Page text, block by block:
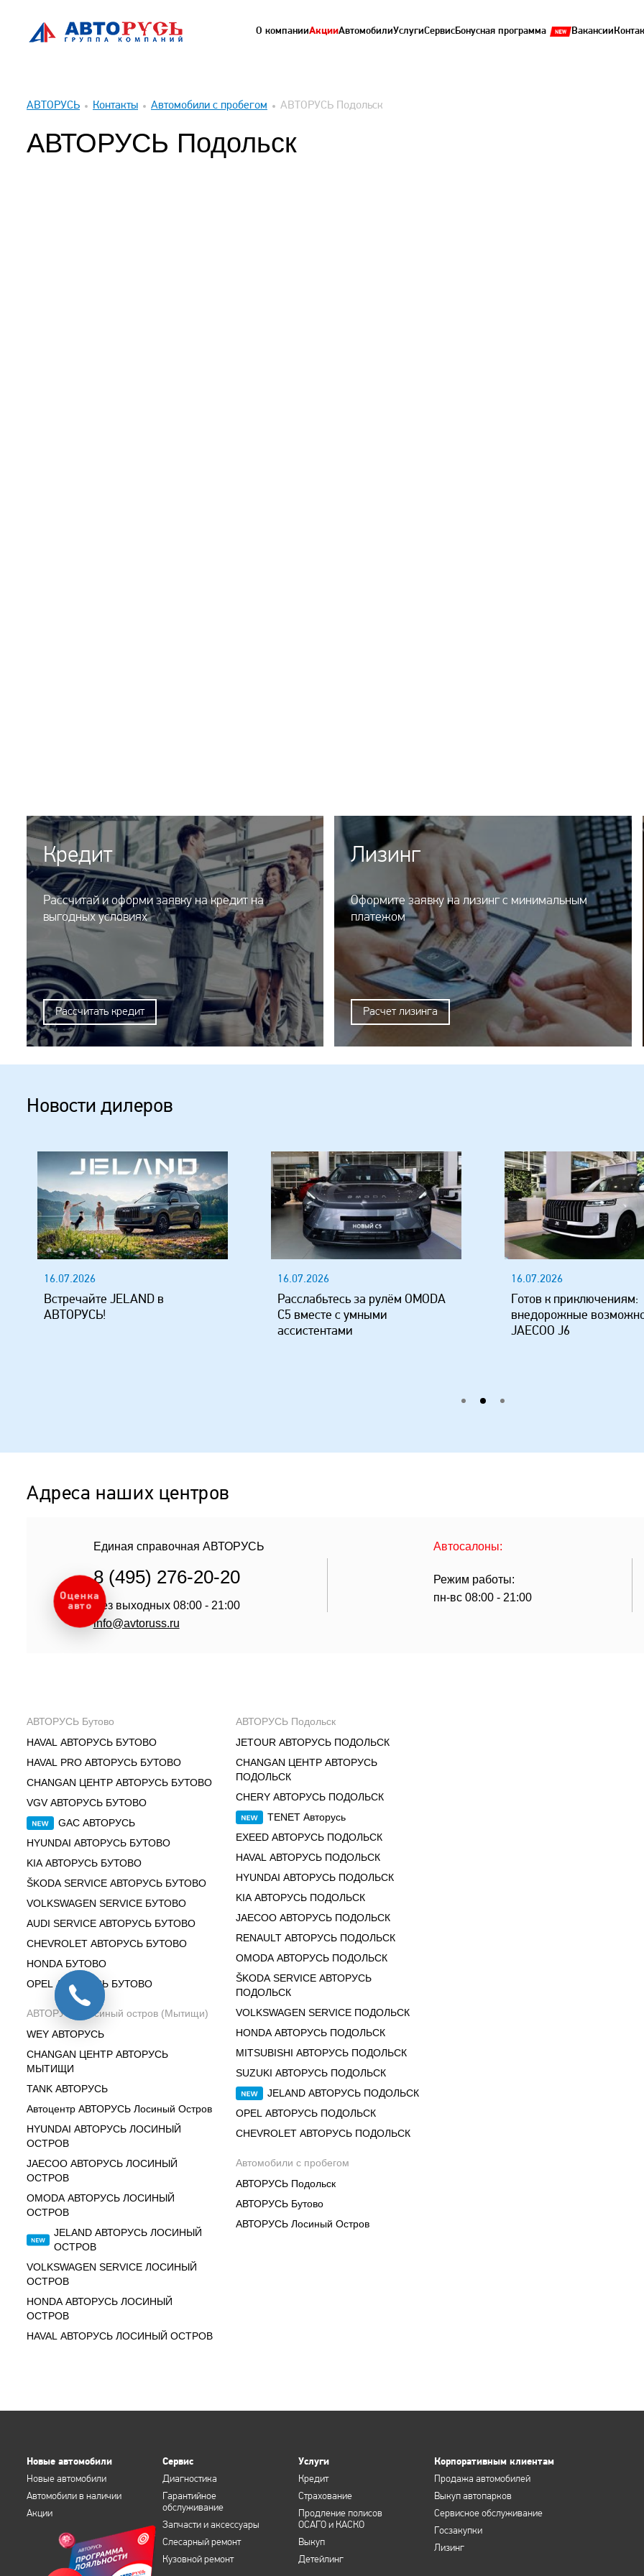
О компанииАкцииАвтомобилиУслугиСервисБонусная программа Вакансии
АВТОРУСЬ Контакты Автомобили с пробегом АВТОРУСЬ Подольск
АВТОРУСЬ Подольск
Кредит
Рассчитай и оформи заявку на кредит на
выгодных условиях
Рассчитать кредит
Лизинг
Оформите заявку на лизинг с минимальным
платежом
Расчет лизинга
Новости дилеров
16.07.2026
Встречайте JELAND в
АВТОРУСЬ!
16.07.2026
Расслабьтесь за рулём OMODA
C5 вместе с умными
ассистентами
16.07.2026
Готов к приключениям:
внедорожные
JAECOO J6
Адреса наших центров
Единая справочная АВТОРУСЬ
8 (495) 276-20-20
Без выходных 08:00 - 21:00
info@avtoruss.ru
Автосалоны:
Режим работы:
пн-вс 08:00 - 21:00
АВТОРУСЬ Бутово
HAVAL АВТОРУСЬ БУТОВО
HAVAL PRO АВТОРУСЬ БУТОВО
CHANGAN ЦЕНТР АВТОРУСЬ БУТОВО
VGV АВТОРУСЬ БУТОВО
GAC АВТОРУСЬ
HYUNDAI АВТОРУСЬ БУТОВО
KIA АВТОРУСЬ БУТОВО
ŠKODA SERVICE АВТОРУСЬ БУТОВО
VOLKSWAGEN SERVICE БУТОВО
AUDI SERVICE АВТОРУСЬ БУТОВО
CHEVROLET АВТОРУСЬ БУТОВО
HONDA БУТОВО
OPEL АВТОРУСЬ БУТОВО
АВТОРУСЬ Лосиный остров (Мытищи)
WEY АВТОРУСЬ
CHANGAN ЦЕНТР АВТОРУСЬ
МЫТИЩИ
TANK АВТОРУСЬ
Автоцентр АВТОРУСЬ Лосиный Остров
HYUNDAI АВТОРУСЬ ЛОСИНЫЙ
ОСТРОВ
JAECOO АВТОРУСЬ ЛОСИНЫЙ
ОСТРОВ
OMODA АВТОРУСЬ ЛОСИНЫЙ
ОСТРОВ
JELAND АВТОРУСЬ ЛОСИНЫЙ
ОСТРОВ
VOLKSWAGEN SERVICE ЛОСИНЫЙ
ОСТРОВ
HONDA АВТОРУСЬ ЛОСИНЫЙ
ОСТРОВ
HAVAL АВТОРУСЬ ЛОСИНЫЙ ОСТРОВ
АВТОРУСЬ Подольск
JETOUR АВТОРУСЬ ПОДОЛЬСК
CHANGAN ЦЕНТР АВТОРУСЬ
ПОДОЛЬСК
CHERY АВТОРУСЬ ПОДОЛЬСК
TENET Авторусь
EXEED АВТОРУСЬ ПОДОЛЬСК
HAVAL АВТОРУСЬ ПОДОЛЬСК
HYUNDAI АВТОРУСЬ ПОДОЛЬСК
KIA АВТОРУСЬ ПОДОЛЬСК
JAECOO АВТОРУСЬ ПОДОЛЬСК
RENAULT АВТОРУСЬ ПОДОЛЬСК
OMODA АВТОРУСЬ ПОДОЛЬСК
ŠKODA SERVICE АВТОРУСЬ
ПОДОЛЬСК
VOLKSWAGEN SERVICE ПОДОЛЬСК
HONDA АВТОРУСЬ ПОДОЛЬСК
MITSUBISHI АВТОРУСЬ ПОДОЛЬСК
SUZUKI АВТОРУСЬ ПОДОЛЬСК
JELAND АВТОРУСЬ ПОДОЛЬСК
OPEL АВТОРУСЬ ПОДОЛЬСК
CHEVROLET АВТОРУСЬ ПОДОЛЬСК
Автомобили с пробегом
АВТОРУСЬ Подольск
АВТОРУСЬ Бутово
АВТОРУСЬ Лосиный Остров
Новые автомобили
Новые автомобили
Автомобили в наличии
Акции
Сервис
Диагностика
Гарантийное
обслуживание
Запчасти и аксессуары
Слесарный ремонт
Кузовной ремонт
Услуги
Кредит
Страхование
Продление полисов
ОСАГО и КАСКО
Выкуп
Детейлинг
Корпоративным клиентам
Продажа автомобилей
Выкуп автопарков
Сервисное обслуживание
Госзакупки
Лизинг
Оценка
авто